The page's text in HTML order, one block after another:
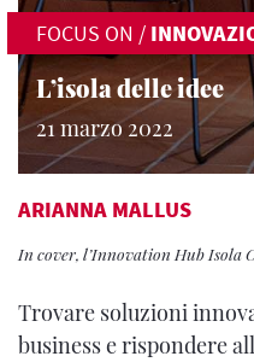
FOCUS ON /
L’isola delle idee
21 marzo 2022
ARIANNA MALLUS
In cover, l’Innovation Hub Isola
Trovare soluzioni
business e rispondere